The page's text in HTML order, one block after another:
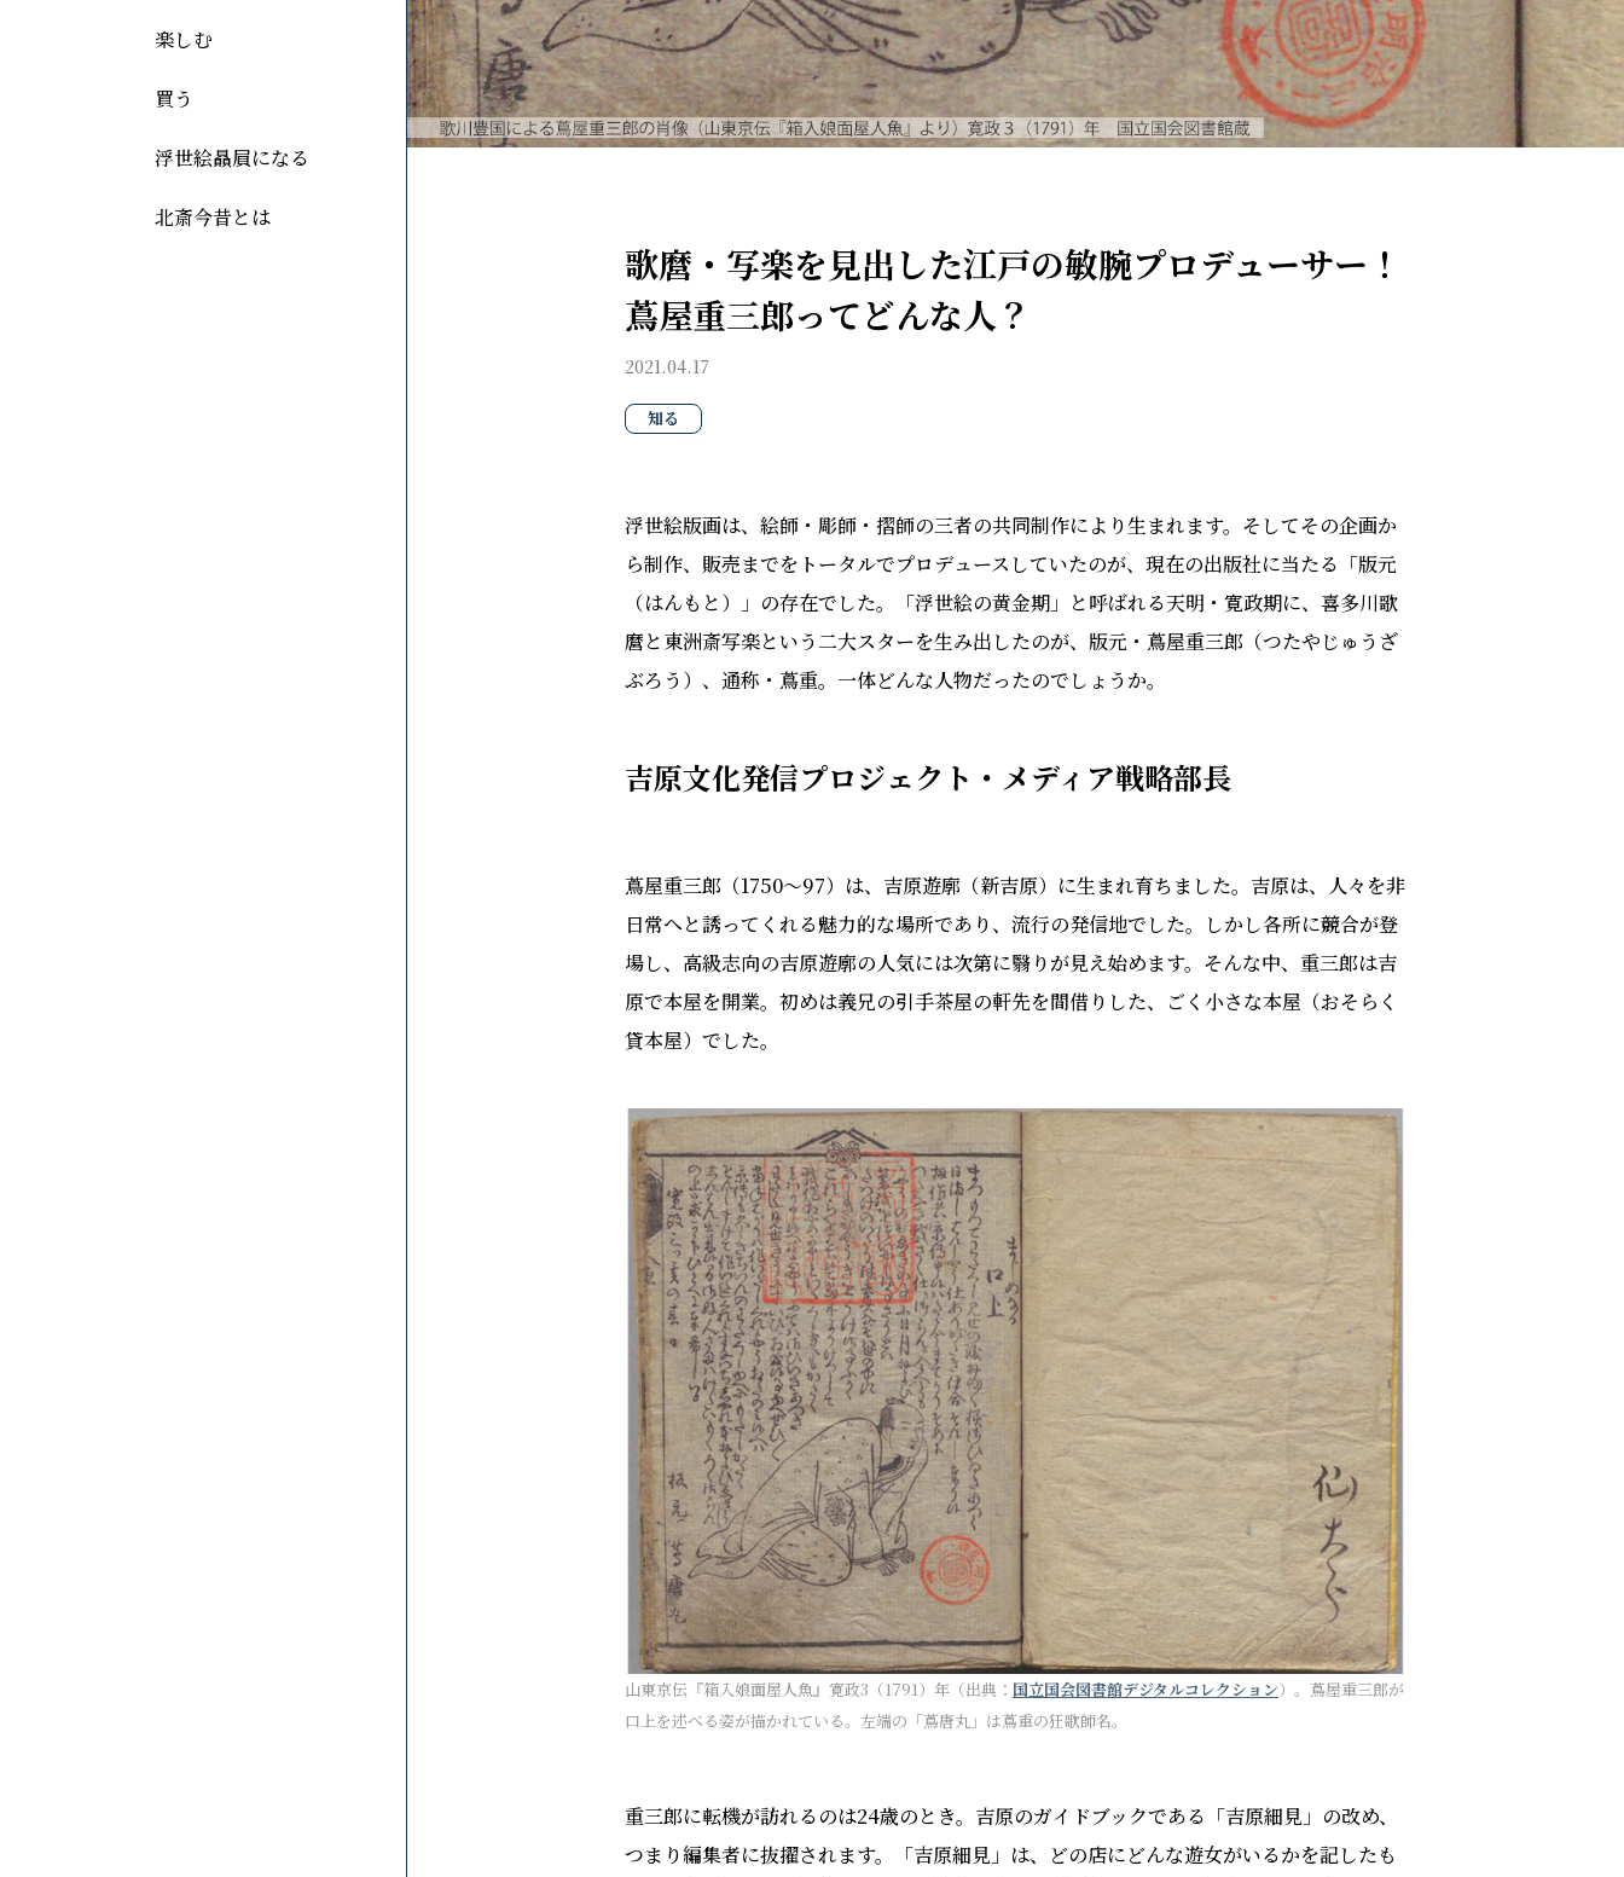
楽しむ
買う
浮世絵贔屓になる
北斎今昔とは
歌麿・写楽を見出した江戸の敏腕プロデューサー！
蔦屋重三郎ってどんな人？
2021.04.17
知る
浮世絵版画は、絵師・彫師・摺師の三者の共同制作により生まれます。そしてその企画か
ら制作、販売までをトータルでプロデュースしていたのが、現在の出版社に当たる「版元
（はんもと）」の存在でした。「浮世絵の黄金期」と呼ばれる天明・寛政期に、喜多川歌
麿と東洲斎写楽という二大スターを生み出したのが、版元・蔦屋重三郎（つたやじゅうざ
ぶろう）、通称・蔦重。一体どんな人物だったのでしょうか。
吉原文化発信プロジェクト・メディア戦略部長
蔦屋重三郎（1750〜97）は、吉原遊廓（新吉原）に生まれ育ちました。吉原は、人々を非
日常へと誘ってくれる魅力的な場所であり、流行の発信地でした。しかし各所に競合が登
場し、高級志向の吉原遊廓の人気には次第に翳りが見え始めます。そんな中、重三郎は吉
原で本屋を開業。初めは義兄の引手茶屋の軒先を間借りした、ごく小さな本屋（おそらく
貸本屋）でした。
山東京伝『箱入娘面屋人魚』寛政3（1791）年（出典： 国立国会図書館デジタルコレクション）。蔦屋重三郎が
口上を述べる姿が描かれている。左端の「蔦唐丸」は蔦重の狂歌師名。
重三郎に転機が訪れるのは24歳のとき。吉原のガイドブックである「吉原細見」の改め、
つまり編集者に抜擢されます。「吉原細見」は、どの店にどんな遊女がいるかを記したも